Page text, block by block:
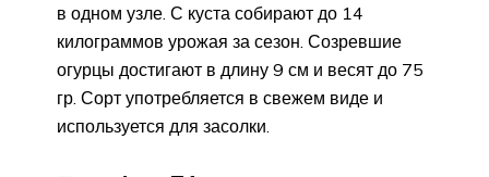
в одном узле. С куста собирают до 14
килограммов урожая за сезон. Созревшие
огурцы достигают в длину 9 см и весят до 75
гр. Сорт употребляется в свежем виде и
используется для засолки.